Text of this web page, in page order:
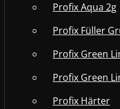
Profix Aqua 2g
Profix Füller
Profix Green
Profix Green
Profix Härter